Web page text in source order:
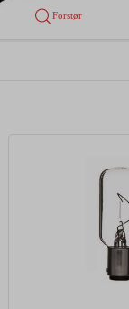
Forstør